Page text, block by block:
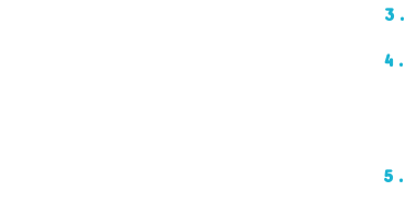
3
4
5